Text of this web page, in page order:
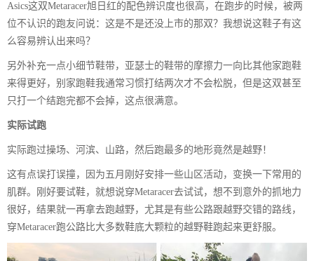
Asics这双Metaracer旭日红的配色辨识度也很高，在跑步的时候，被两
位不认识的跑友问说：这是不是还没上市的那双？我想说这鞋子有这
么容易辨认出来吗？
另外补充一点小细节鞋带，亚瑟士的鞋带的摩擦力一向比其他家跑鞋
来得更好，别家跑鞋我通常习惯打结两次才不会松脱，但是这双甚至
只打一个结跑完都不会掉，这点很满意。
实际试跑
实际跑过操场、河滨、山路，然后跑最多的地形竟然是越野！
这有点误打误撞，因为五月刚好安排一些山区活动，变换一下常用的
肌群。刚好要试鞋，就想说穿Metaracer去试试，想不到意外的抓地力
很好，结果就一再拿去跑越野，尤其是有些公路跟越野交错的路线，
穿Metaracer跑公路比大多数鞋底大颗粒的越野鞋跑起来更舒服。